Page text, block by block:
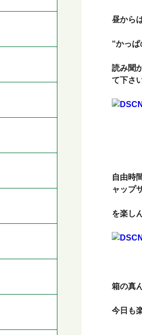
昼から
“かっ
読み聞
て下さ
自由時
ャップ
を楽し
箱の真
今日も